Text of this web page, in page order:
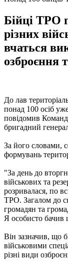
Бійці ТРО
різних
вчаться
озброєння
До лав
понад 100 осіб
повідомив
бригадний
За його словами,
формувань
"За день до
військових та
розривалася, по
ТРО. Загалом до
громадян та
Я особисто бачив
Він зазначив, що
військовими
різні види